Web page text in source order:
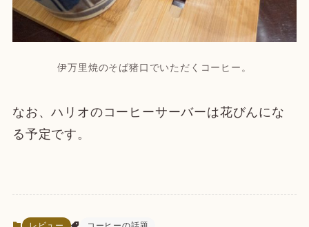
伊万里焼のそば猪口でいただくコーヒー。
なお、ハリオのコーヒーサーバーは花びんにな
る予定です。